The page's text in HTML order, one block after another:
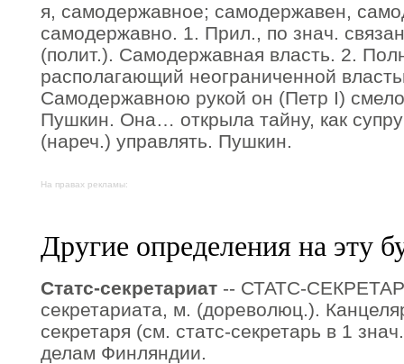
я, самодержавное; самодержавен,
самодержавно. 1. Прил., по знач.
(полит.). Самодержавная власть. 2.
располагающий неограниченной
Самодержавною рукой он (Петр I)
Пушкин. Она… открыла тайну, как
(нареч.) управлять. Пушкин.
На правах рекламы:
Другие определения на эту
Статс-секретариат -- СТАТС-
секретариата, м. (дореволюц.).
секретаря (см. статс-секретарь в 1
делам Финляндии.